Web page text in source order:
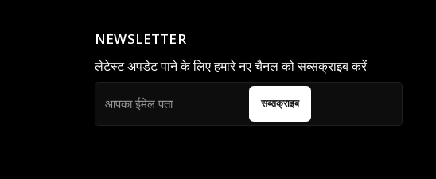
NEWSLETTER
लेटेस्ट अपडेट पाने के लिए हमारे नए चैनल को सब्सक्राइब करें
सब्सक्राइब